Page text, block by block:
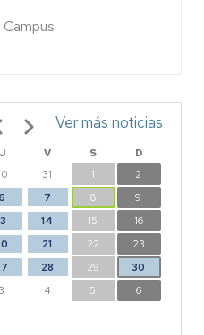
J V S
D
31 1
2
7 8
9
14 15
16
21 22
23
28 29
30
3 4 5 6
Ver más noticias